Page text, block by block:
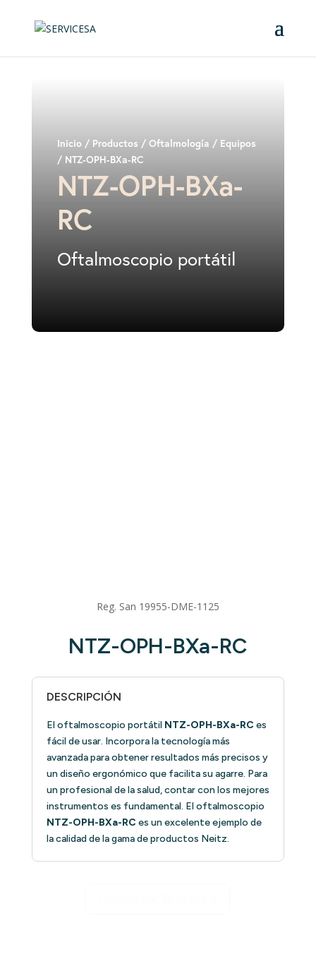
Inicio/ Productos / Oftalmología / Equipos
/ NTZ-OPH-BXa-RC
NTZ-OPH-BXa-
RC
Oftalmoscopio portátil
Reg. San 19955-DME-1125
NTZ-OPH-BXa-RC
DESCRIPCIÓN
El oftalmoscopio portátil NTZ-OPH-BXa-RC es
fácil de usar. Incorpora la tecnología más
avanzada para obtener resultados más precisos y
un diseño ergonómico que facilita su agarre. Para
un profesional de la salud, contar con los mejores
instrumentos es fundamental. El oftalmoscopio
NTZ-OPH-BXa-RC es un excelente ejemplo de
la calidad de la gama de productos Neitz.